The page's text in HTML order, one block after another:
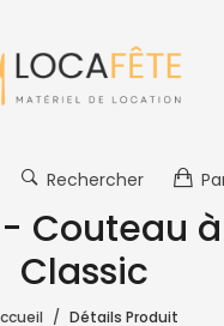
Rechercher
Couteau
Classic
Détails Produit